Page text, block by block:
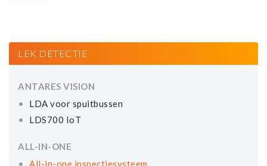
LEK DETECTIE
ANTARES VISION
LDA voor spuitbussen
LDS700 IoT
ALL-IN-ONE
All-in-one inspectiesysteem